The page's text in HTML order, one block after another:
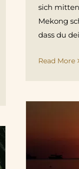
sich
Mekong
dass du
Read More